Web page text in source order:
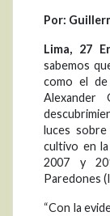
Por:
Lima, 27
sabemos
como el
Alexander
luces
cultivo en
2007 y
Paredones
“Con la